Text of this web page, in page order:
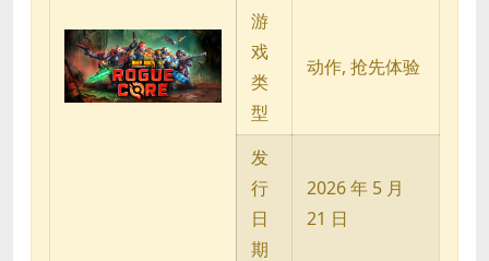
游
戏
类
型
动作, 抢先体验
发
行
日
期
2026 年 5 月
21 日